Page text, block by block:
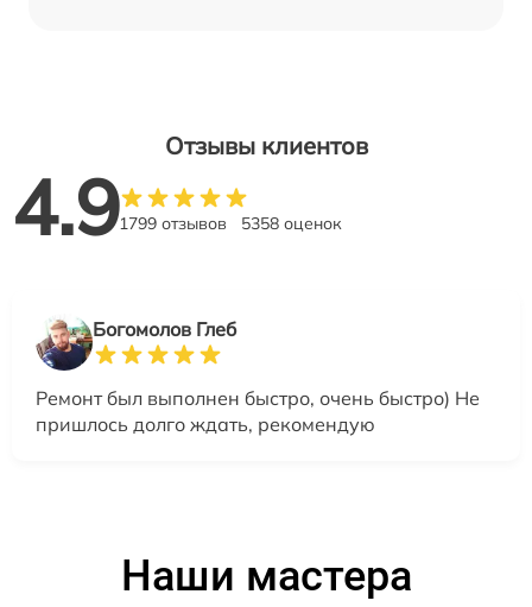
Отзывы клиентов
4.91799 отзывов 5358 оценок
Богомолов Глеб
Ремонт был выполнен быстро, очень быстро) Не
пришлось долго ждать, рекомендую
Наши мастера